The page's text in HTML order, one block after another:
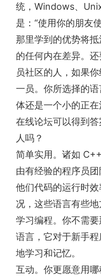
统，Windows、
是：“使用你的朋友
那里学到的优势将
的任何内在差异。
员社区的人，如果
一员。你所选择的
体还是一个小的正
在线论坛可以得到
人吗？
简单实用。诸如
由有经验的程序员
他们代码的运行时
况，这些语言有些
学习编程。你不需
语言，它对于新手
地学习和记忆。
互动。你更愿意用哪